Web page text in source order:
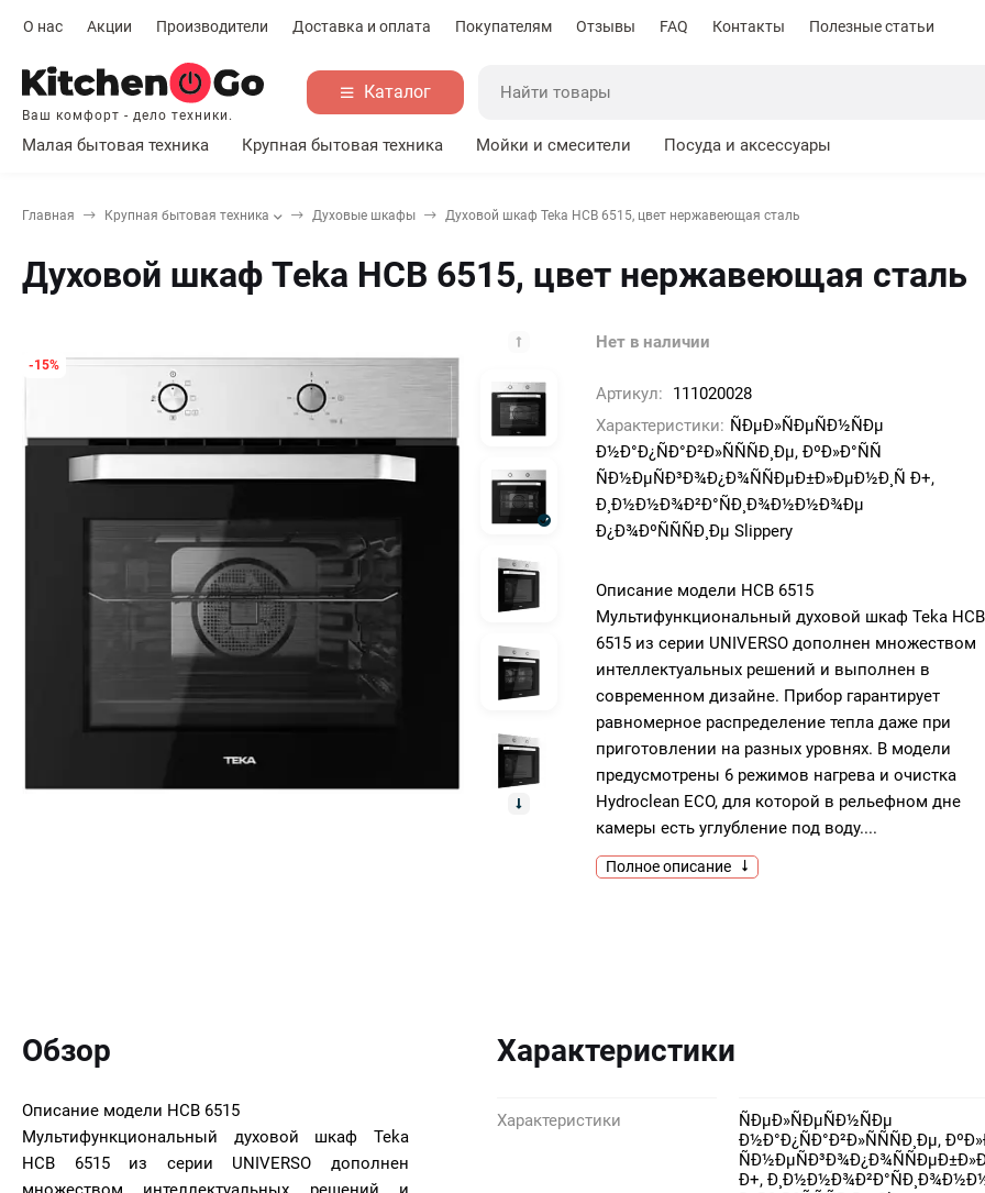
О нас Акции Производители Доставка и оплата Покупателям Отзывы FAQ Контакты Полезные статьи
Ваш комфорт - дело техники.
Каталог
Малая бытовая техника Крупная бытовая техника Мойки и смесители Посуда и аксессуары
Главная Крупная бытовая техника Духовые шкафы Духовой шкаф Teka HCB 6515, цвет нержавеющая сталь
Духовой шкаф Teka HCB 6515, цвет нержавеющая сталь
-15%
Нет в наличии
Артикул:
111020028
Характеристики: ÑÐµÐ»ÑÐµÑÐ½ÑÐµ
Ð½Ð°Ð¿ÑÐ°Ð²Ð»ÑÑÑÐ¸Ðµ, ÐºÐ»Ð°ÑÑ
ÑÐ½ÐµÑÐ³Ð¾Ð¿Ð¾ÑÑÐµÐ±Ð»ÐµÐ½Ð¸Ñ Ð+,
Ð¸Ð½Ð½Ð¾Ð²Ð°ÑÐ¸Ð¾Ð½Ð½Ð¾Ðµ
Ð¿Ð¾ÐºÑÑÑÐ¸Ðµ Slippery
Описание модели HCB 6515
Мультифункциональный духовой шкаф Teka HCB
6515 из серии UNIVERSO дополнен множеством
интеллектуальных решений и выполнен в
современном дизайне. Прибор гарантирует
равномерное распределение тепла даже при
приготовлении на разных уровнях. В модели
предусмотрены 6 режимов нагрева и очистка
Hydroclean ECO, для которой в рельефном дне
камеры есть углубление под воду....
Полное описание
Обзор
Описание модели HCB 6515
Мультифункциональный духовой шкаф Teka
HCB 6515 из серии UNIVERSO дополнен
Характеристики
Характеристики
ÑÐµÐ»ÑÐµÑÐ½ÑÐµ
Ð½Ð°Ð¿ÑÐ°Ð²Ð»ÑÑÑÐ¸Ðµ,
Ð+,